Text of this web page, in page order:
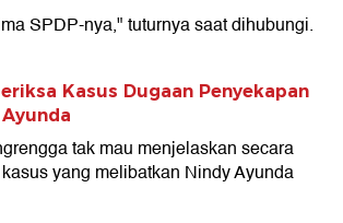
SPDP-nya," tuturnya saat dihubungi.
Kasus Dugaan Penyekapan
tak mau menjelaskan secara
yang melibatkan Nindy Ayunda